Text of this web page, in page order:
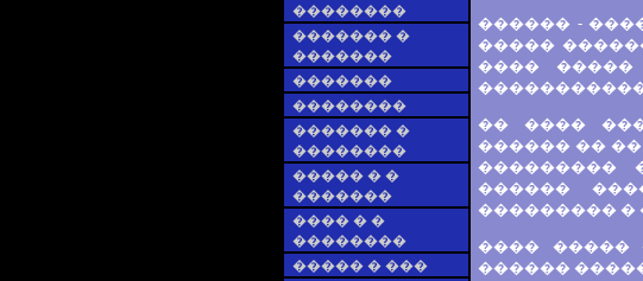
��������
������� �
�������
�������
��������
������� �
��������
����� � �
�������
���� � �
��������
����� � ���
������ -
�����
���� �����
�� ����
������ ��
���������
������
��������� �
���� �����
������